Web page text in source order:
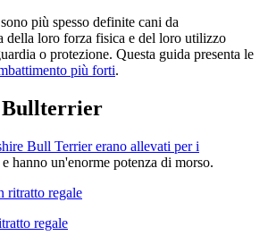
più spesso definite cani da
della loro forza fisica e del loro utilizzo
o protezione. Questa guida presenta le
più forti.
Bullterrier
Bull Terrier erano allevati per i
hanno un'enorme potenza di morso.
regale